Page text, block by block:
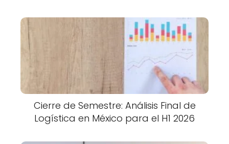
Cierre de Semestre: Análisis Final de
Logística en México para el H1 2026